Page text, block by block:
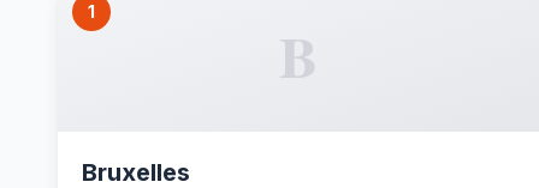
1
B
Bruxelles